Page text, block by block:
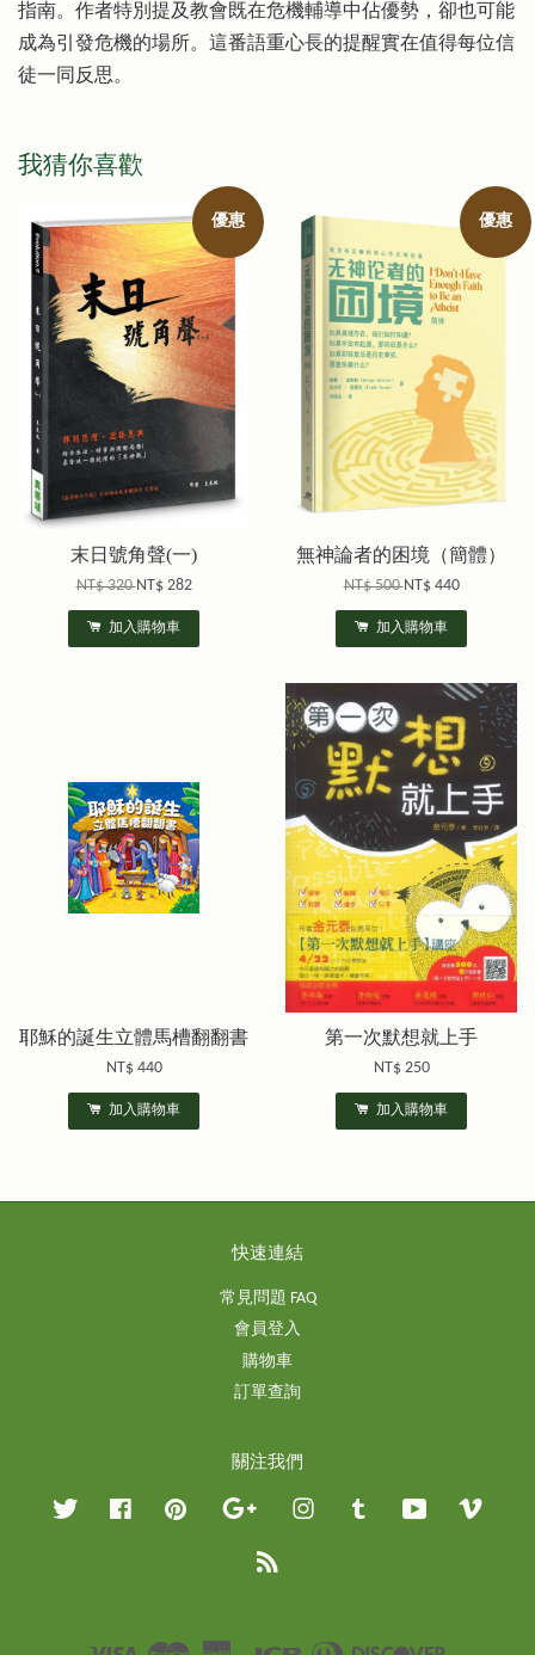
指南。作者特別提及教會既在危機輔導中佔優勢，卻也可能
成為引發危機的場所。這番語重心長的提醒實在值得每位信
徒一同反思。
我猜你喜歡
優惠
末日號角聲(一)
NT$ 320NT$ 282
加入購物車
優惠
無神論者的困境（簡體）
NT$ 500NT$ 440
加入購物車
耶穌的誕生立體馬槽翻翻書
NT$ 440
加入購物車
第一次默想就上手
NT$ 250
加入購物車
快速連結
常見問題 FAQ
會員登入
購物車
訂單查詢
關注我們
Twitter Facebook Pinterest Google InstagramTumblr YouTube
Visa Master American JCB Diners